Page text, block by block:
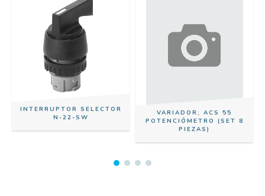
INTERRUPTOR SELECTOR
N-22-SW
VARIADOR; ACS 55
POTENCIÓMETRO (SET 8
PIEZAS)